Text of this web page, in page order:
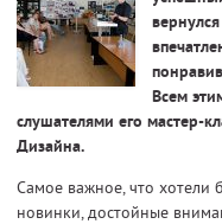
Всем
слушателями его мастер-
Дизайна.
Самое важное, что хотели
новинки, достойные